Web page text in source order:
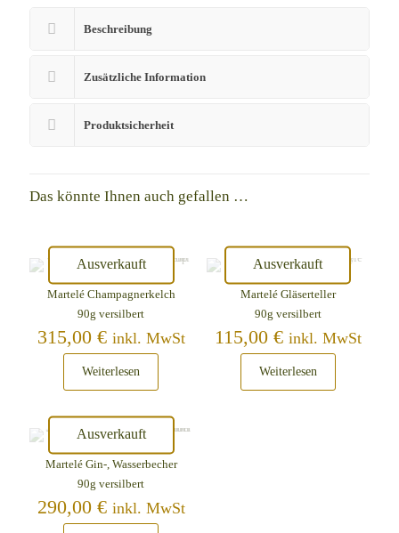
Beschreibung
Zusätzliche Information
Produktsicherheit
Das könnte Ihnen auch gefallen …
Ausverkauft
Martelé Champagnerkelch
90g versilbert
315,00 € inkl. MwSt
Weiterlesen
Ausverkauft
Martelé Gläserteller
90g versilbert
115,00 € inkl. MwSt
Weiterlesen
Ausverkauft
Martelé Gin-, Wasserbecher
90g versilbert
290,00 € inkl. MwSt